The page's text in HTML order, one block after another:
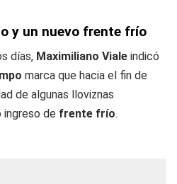
y un nuevo frente frío
días, Maximiliano Viale indicó
marca que hacia el fin de
de algunas lloviznas
ingreso de frente frío.